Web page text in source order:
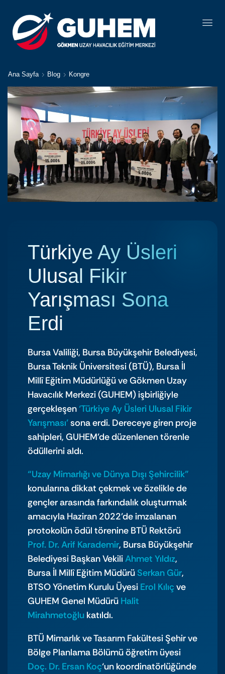
Ana Sayfa Blog Kongre
Türkiye Ay Üsleri
Ulusal Fikir
Yarışması Sona
Erdi
Bursa Valiliği, Bursa Büyükşehir Belediyesi,
Bursa Teknik Üniversitesi (BTÜ), Bursa İl
Millî Eğitim Müdürlüğü ve Gökmen Uzay
Havacılık Merkezi (GUHEM) işbirliğiyle
gerçekleşen ‘Türkiye Ay Üsleri Ulusal Fikir
Yarışması’sona erdi. Dereceye giren proje
sahipleri, GUHEM’de düzenlenen törenle
ödüllerini aldı.
“Uzay Mimarlığı ve Dünya Dışı Şehircilik”
konularına dikkat çekmek ve özelikle de
gençler arasında farkındalık oluşturmak
amacıyla Haziran 2022’de imzalanan
protokolün ödül törenine BTÜ Rektörü
Prof. Dr. Arif Karademir, Bursa Büyükşehir
Belediyesi Başkan VekiliAhmet Yıldız,
Bursa İl Millî Eğitim Müdürü Serkan Gür,
BTSO Yönetim Kurulu Üyesi Erol Kılıç ve
GUHEM Genel Müdürü Halit
Mirahmetoğlu katıldı.
BTÜ Mimarlık ve Tasarım Fakültesi Şehir ve
Bölge Planlama Bölümü öğretim üyesi
Doç. Dr. Ersan Koç‘un koordinatörlüğünde